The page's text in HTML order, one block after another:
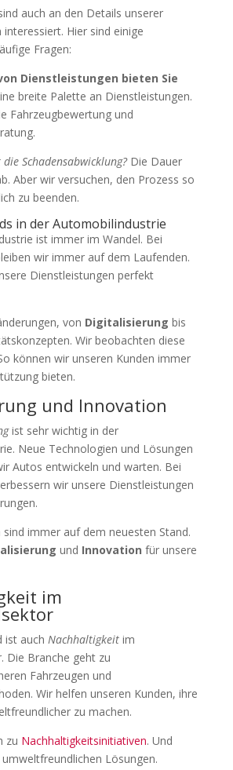
auch an den Details unserer
Hier sind einige
Fragen:
Dienstleistungen bieten Sie
breite Palette an Dienstleistungen.
Fahrzeugbewertung und
Schadensabwicklung?Die Dauer
Aber wir versuchen, den Prozess so
zu beenden.
in der Automobilindustrie
ist immer im Wandel. Bei
wir immer auf dem Laufenden.
Dienstleistungen perfekt
von Digitalisierung bis
Wir beobachten diese
können wir unseren Kunden immer
bieten.
und Innovation
ist sehr wichtig in der
Neue Technologien und Lösungen
Autos entwickeln und warten. Bei
wir unsere Dienstleistungen
sind immer auf dem neuesten Stand.
und Innovation für unsere
im
ist auch Nachhaltigkeitim
Die Branche geht zu
Fahrzeugen und
Wir helfen unseren Kunden, ihre
zu machen.
zu Nachhaltigkeitsinitiativen. Und
Lösungen.